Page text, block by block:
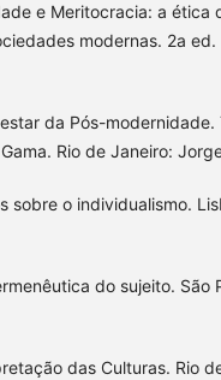
e Meritocracia: a ética
modernas. 2a ed.
da Pós-
Rio de Janeiro:
sobre o individualismo.
do sujeito. São
das Culturas. Rio